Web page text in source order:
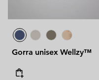
Gorra unisex Wellzy™